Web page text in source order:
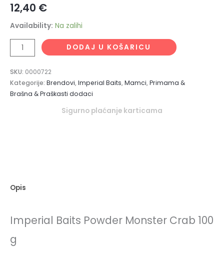
12,40 €
Availability: Na zalihi
DODAJ U KOŠARICU
SKU: 0000722
Kategorije: Brendovi,Imperial Baits,Mamci,Primama &
Brašna & Praškasti dodaci
Sigurno plaćanje karticama
Opis
Imperial Baits Powder Monster Crab 100
g